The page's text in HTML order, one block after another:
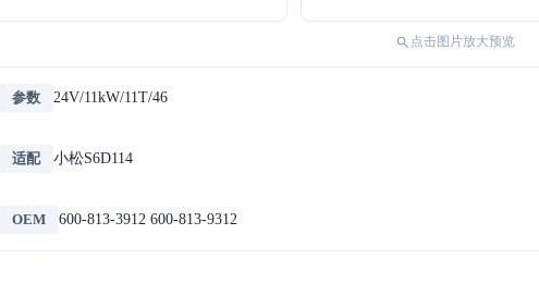
点击图片放大预览
参数 24V/11kW/11T/46
适配 小松S6D114
OEM 600-813-3912 600-813-9312